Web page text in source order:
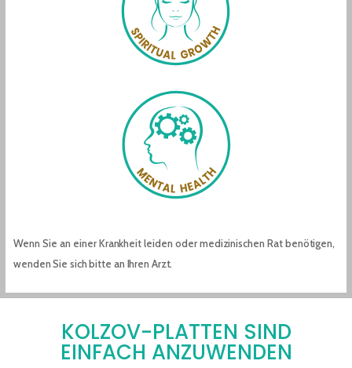
Wenn Sie an einer Krankheit leiden oder medizinischen Rat benötigen,
wenden Sie sich bitte an Ihren Arzt.
KOLZOV-PLATTEN SIND
EINFACH ANZUWENDEN